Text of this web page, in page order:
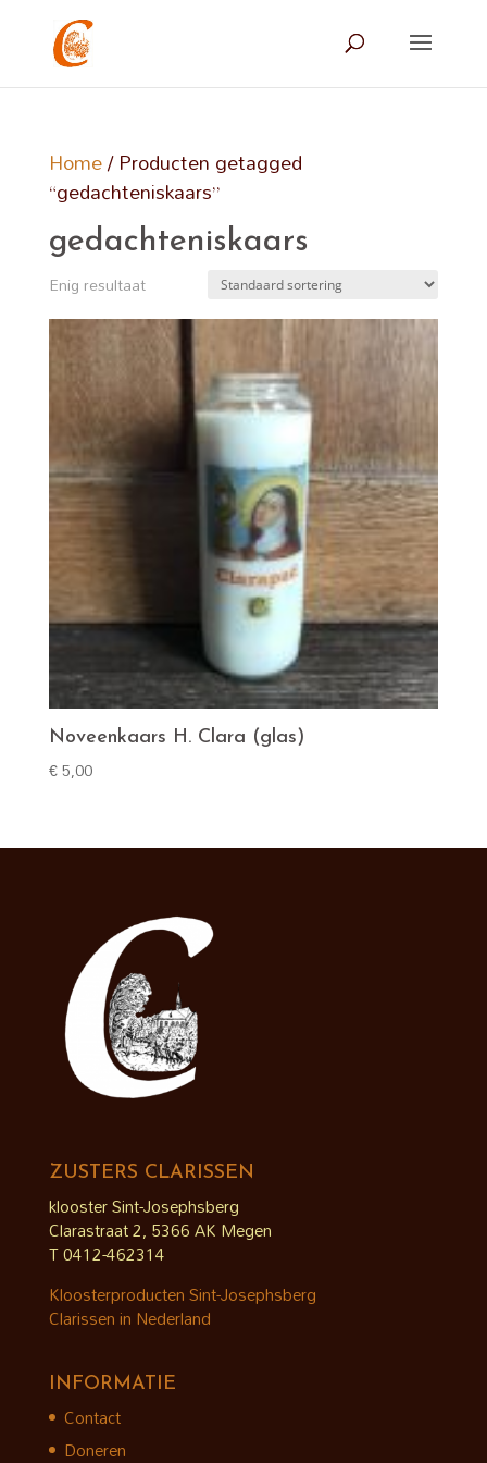
Home/ Producten getagged
“gedachteniskaars”
gedachteniskaars
Enig resultaat
Noveenkaars H. Clara (glas)
€5,00
ZUSTERS CLARISSEN
klooster Sint-Josephsberg
Clarastraat 2, 5366 AK Megen
T 0412-462314
Kloosterproducten Sint-Josephsberg
Clarissen in Nederland
INFORMATIE
Contact
Doneren